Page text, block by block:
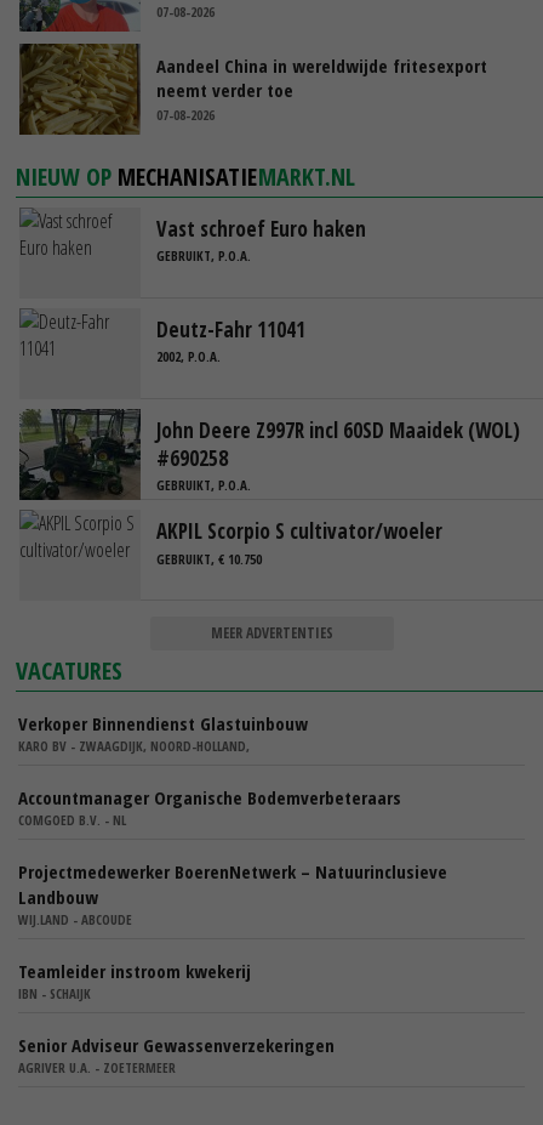
07-08-2026
Aandeel China in wereldwijde fritesexport
neemt verder toe
07-08-2026
NIEUW OP MECHANISATIEMARKT.NL
Vast schroef Euro haken
GEBRUIKT, P.O.A.
Deutz-Fahr 11041
2002, P.O.A.
John Deere Z997R incl 60SD Maaidek (WOL)
#690258
GEBRUIKT, P.O.A.
AKPIL Scorpio S cultivator/woeler
GEBRUIKT, € 10.750
MEER ADVERTENTIES
VACATURES
Verkoper Binnendienst Glastuinbouw
KARO BV - ZWAAGDIJK, NOORD-HOLLAND,
Accountmanager Organische Bodemverbeteraars
COMGOED B.V. - NL
Projectmedewerker BoerenNetwerk – Natuurinclusieve
Landbouw
WIJ.LAND - ABCOUDE
Teamleider instroom kwekerij
IBN - SCHAIJK
Senior Adviseur Gewassenverzekeringen
AGRIVER U.A. - ZOETERMEER